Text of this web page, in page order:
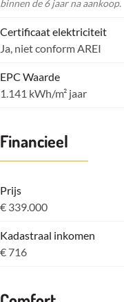
binnen de 6 jaar na aankoop.
Certificaat elektriciteit
Ja, niet conform AREI
EPC Waarde
1.141 kWh/m² jaar
Financieel
Prijs
€ 339.000
Kadastraal inkomen
€ 716